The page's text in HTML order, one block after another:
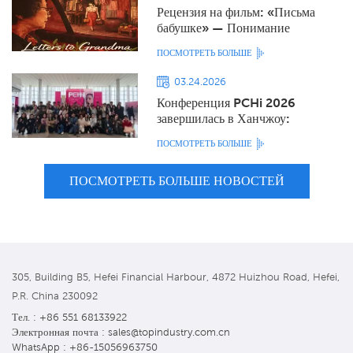
Рецензия на фильм: «Письма
бабушке» — Понимание
эпоху медленной переписки.
ПОСМОТРЕТЬ БОЛЬШЕ
03.24.2026
Конференция PCHi 2026
завершилась в Ханчжоу:
китайские ингредиенты
набирают популярность, мы
изучаем новые тенденции в уходе
за кожей.
ПОСМОТРЕТЬ БОЛЬШЕ
ПОСМОТРЕТЬ БОЛЬШЕ НОВОСТЕЙ
305, Building B5, Hefei Financial Harbour, 4872 Huizhou Road, Hefei,
P.R. China 230092
Тел. : +86 551 68133922
Электронная почта : sales@topindustry.com.cn
WhatsApp : +86-15056963750